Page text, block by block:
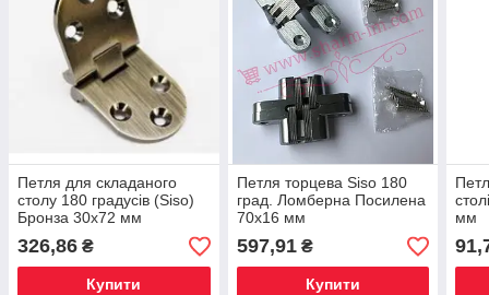
Петля для складаного
столу 180 градусів (Siso)
Бронза 30х72 мм
326,86 ₴
Купити
Петля торцева Siso 180
град. Ломберна Посилена
70х16 мм
597,91₴
Купити
мм